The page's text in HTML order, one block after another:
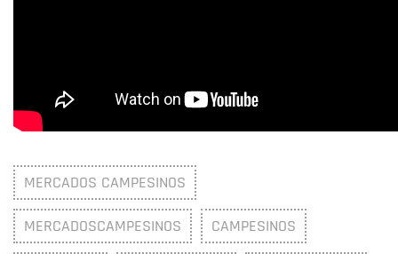
MERCADOS CAMPESINOS
MERCADOSCAMPESINOS CAMPESINOS